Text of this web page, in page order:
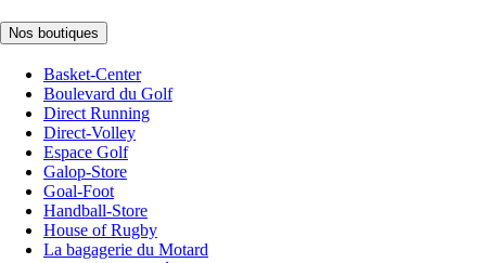
Nos boutiques
Basket-Center
Boulevard du Golf
Direct Running
Direct-Volley
Espace Golf
Galop-Store
Goal-Foot
Handball-Store
House of Rugby
La bagagerie du Motard